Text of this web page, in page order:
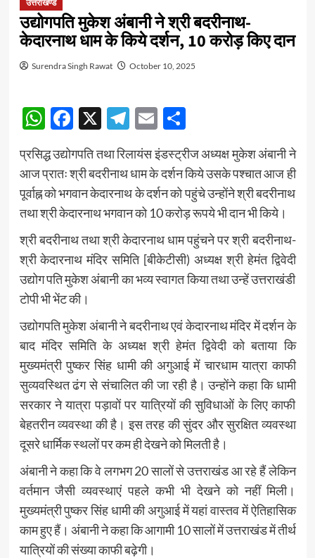
उत्तराखण्ड
उद्योगपति मुकेश अंबानी ने श्री बदरीनाथ-
केदारनाथ धाम के किये दर्शन, 10 करोड़ किए दान
Surendra Singh Rawat October 10, 2025
WhatsApp
Facebook
X Telegram
EmailShare
प्रसिद्ध उद्योगपति तथा रिलायंस इंडस्ट्रीज अध्यक्ष मुकेश अंबानी ने
आज प्रातः श्री बदरीनाथ धाम के दर्शन किये उसके पश्चात आज ही
पूर्वाह्न को भगवान केदारनाथ के दर्शन को पहुंचे उन्होंने श्री बदरीनाथ
तथा श्री केदारनाथ भगवान को 10 करोड़ रूपये भी दान भी किये।
श्री बदरीनाथ तथा श्री केदारनाथ धाम पहुंचने पर श्री बदरीनाथ-
श्री केदारनाथ मंदिर समिति [बीकेटीसी) अध्यक्ष श्री हेमंत द्विवेदी
उद्योग पति मुकेश अंबानी का भव्य स्वागत किया तथा उन्हें उत्तराखंडी
टोपी भी भेंट की।
उद्योगपति मुकेश अंबानी ने बदरीनाथ एवं केदारनाथ मंदिर में दर्शन के
बाद मंदिर समिति के अध्यक्ष श्री हेमंत द्विवेदी को बताया कि
मुख्यमंत्री पुष्कर सिंह धामी की अगुआई में चारधाम यात्रा काफी
सुव्यवस्थित ढंग से संचालित की जा रही है। उन्होंने कहा कि धामी
सरकार ने यात्रा पड़ावों पर यात्रियों की सुविधाओं के लिए काफी
बेहतरीन व्यवस्था की है। इस तरह की सुंदर और सुरक्षित व्यवस्था
दूसरे धार्मिक स्थलों पर कम ही देखने को मिलती है।
अंबानी ने कहा कि वे लगभग 20 सालों से उत्तराखंड आ रहे हैं लेकिन
वर्तमान जैसी व्यवस्थाएं पहले कभी भी देखने को नहीं मिली।
मुख्यमंत्री पुष्कर सिंह धामी की अगुआई में यहां वास्तव में ऐतिहासिक
काम हुए हैं। अंबानी ने कहा कि आगामी 10 सालों में उत्तराखंड में तीर्थ
यात्रियों की संख्या काफी बढ़ेगी।